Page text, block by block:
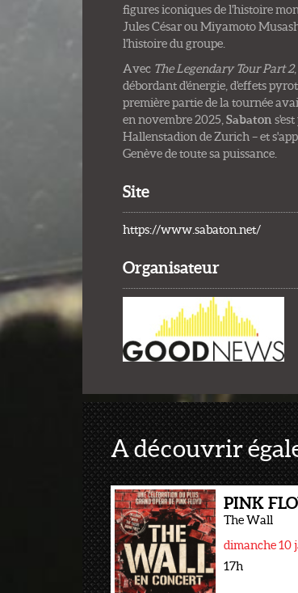
figures iconiques de l'histoire
Jules César ou Miyamoto
l'histoire du groupe.
Avec The Legendary Tour Part 2
débordant d'énergie, d'effets
première partie de la tournée
en novembre 2025, Sabaton
Hallenstadion de Zurich – et
Genève de toute sa puissance.
Site
https://www.sabaton.net/
Organisateur
A découvrir
PINK
The Wall
dimanche 10
17h